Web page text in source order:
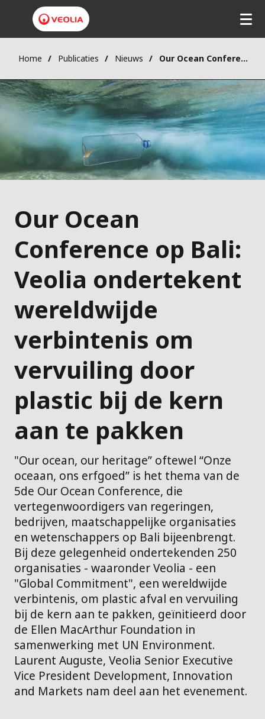
Home Publicaties Nieuws Our Ocean Conference op Bali: Veolia ondertekent wereldwijde verbintenis om vervuiling door plastic bij de kern aan te pakken
Our Ocean
Conference op Bali:
Veolia ondertekent
wereldwijde
verbintenis om
vervuiling door
plastic bij de kern
aan te pakken
"Our ocean, our heritage” oftewel “Onze
oceaan, ons erfgoed” is het thema van de
5de Our Ocean Conference, die
vertegenwoordigers van regeringen,
bedrijven, maatschappelijke organisaties
en wetenschappers op Bali bijeenbrengt.
Bij deze gelegenheid ondertekenden 250
organisaties - waaronder Veolia - een
"Global Commitment", een wereldwijde
verbintenis, om plastic afval en vervuiling
bij de kern aan te pakken, geïnitieerd door
de Ellen MacArthur Foundation in
samenwerking met UN Environment.
Laurent Auguste, Veolia Senior Executive
Vice President Development, Innovation
and Markets nam deel aan het evenement.